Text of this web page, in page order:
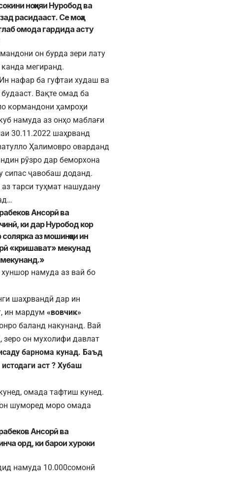
ноҳияи Нуробод ва
расидааст. Се моҳа
омода гардида асту
он бурда зери лату
мегиранд.
нафар ба гуфтаи худаш ва
Вақте омад ба
кормандони ҳамроҳи
намуда аз онҳо маблағи
30.11.2022 шаҳрванд
Ҳалимовро оварданд
рӯзро дар беморхона
сипас ҷавобаш доданд.
тарси туҳмат нашудану
Ансорӣ ва
ки дар Нуробод кор
аз мошинҳои ин
«кришават» мекунад
мекунанд.»
намуда аз вай бо
шаҳрвандӣ дар ин
ин мардум «вовчик»
баланд накунанд. Вай
он мухолифи давлат
барнома кунад. Баъд
аст ? Хубаш
омада тафтиш кунед.
шуморед моро омада
Ансорӣ ва
орд, ки барои хуроки
намуда 10.000сомонӣ